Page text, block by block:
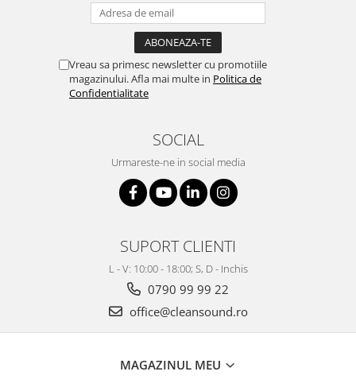
Vreau sa primesc newsletter cu promotiile
magazinului. Afla mai multe in Politica de
Confidentialitate
SOCIAL
Urmareste-ne in social media
SUPORT CLIENTI
L - V: 10:00 - 18:00; S, D - Inchis
0790 99 99 22
office@cleansound.ro
MAGAZINUL MEU